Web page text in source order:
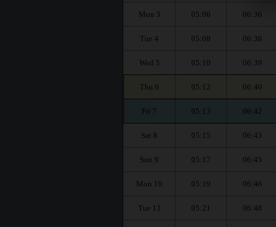
Mon 3 05:06 06:36
Tue 4 05:08 06:38
Wed 5 05:10 06:39
Thu 6 05:12 06:40
Fri 7 05:13 06:42
Sat 8 05:15 06:43
Sun 9 05:17 06:45
Mon 10 05:19 06:46
Tue 11 05:21 06:48